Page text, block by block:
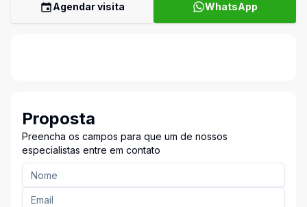
Agendar visita WhatsApp
Proposta
Preencha os campos para que um de nossos
especialistas entre em contato